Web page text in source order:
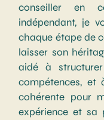
conseiller en
indépendant, je
chaque étape de
laisser son
aidé à
compétences, et
cohérente pour
expérience et sa